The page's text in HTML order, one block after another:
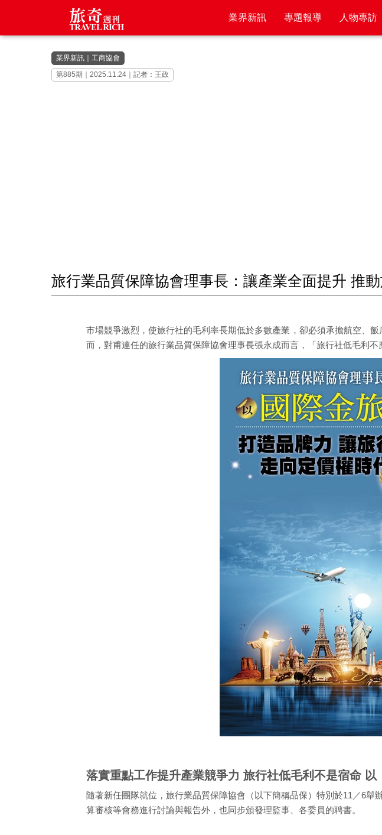
業界新訊 專題報導 人物專訪
業界新訊
工商協會
第885期｜2025.11.24｜記者：王政
旅行業品質保障協會理事長：讓產業全面提升 推
市場競爭激烈，使旅行社的毛利率長期低於多數產業，卻必須承擔航空、
而，對甫連任的旅行業品質保障協會理事長張永成而言，「旅行社低毛利不
落實重點工作提升產業競爭力 旅行社低毛利不是宿命
隨著新任團隊就位，旅行業品質保障協會（以下簡稱品保）特別於11／6
算審核等會務進行討論與報告外，也同步頒發理監事、各委員的聘書。